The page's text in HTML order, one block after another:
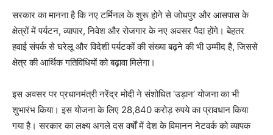
सरकार का मानना है कि नए टर्मिनल के शुरू होने से जोधपुर और आसपास के
क्षेत्रों में पर्यटन, व्यापार, निवेश और रोजगार के नए अवसर पैदा होंगे। बेहतर
हवाई संपर्क से घरेलू और विदेशी पर्यटकों की संख्या बढ़ने की भी उम्मीद है, जिससे
क्षेत्र की आर्थिक गतिविधियों को बढ़ावा मिलेगा।
इस अवसर पर प्रधानमंत्री नरेंद्र मोदी ने संशोधित ‘उड़ान’ योजना का भी
शुभारंभ किया। इस योजना के लिए 28,840 करोड़ रुपये का प्रावधान किया
गया है। सरकार का लक्ष्य अगले दस वर्षों में देश के विमानन नेटवर्क को व्यापक